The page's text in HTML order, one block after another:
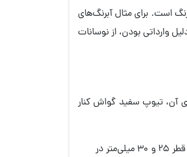
است. برای مثال آبرنگ‌های
وارداتی بودن، از نوسانات
آن، تیوپ سفید گواش کنار
سری استاندارد: تمام آبرنگ‌های پریمو که جزو سری جامبو و حرفه‌ای نیستند، در سری استاندارد قرار می‌گیرند. قرص‌های آبرنگ سری استاندارد با قطر 25 و 30 میلی‌متر در